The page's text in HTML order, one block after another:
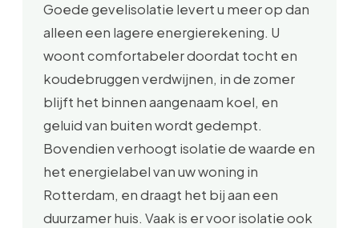
Goede gevelisolatie levert u meer op dan
alleen een lagere energierekening. U
woont comfortabeler doordat tocht en
koudebruggen verdwijnen, in de zomer
blijft het binnen aangenaam koel, en
geluid van buiten wordt gedempt.
Bovendien verhoogt isolatie de waarde en
het energielabel van uw woning in
Rotterdam, en draagt het bij aan een
duurzamer huis. Vaak is er voor isolatie ook